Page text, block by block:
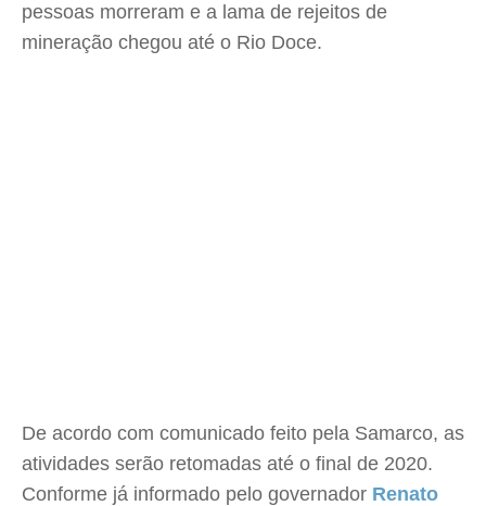
pessoas morreram e a lama de rejeitos de
mineração chegou até o Rio Doce.
De acordo com comunicado feito pela Samarco, as
atividades serão retomadas até o final de 2020.
Conforme já informado pelo governador Renato